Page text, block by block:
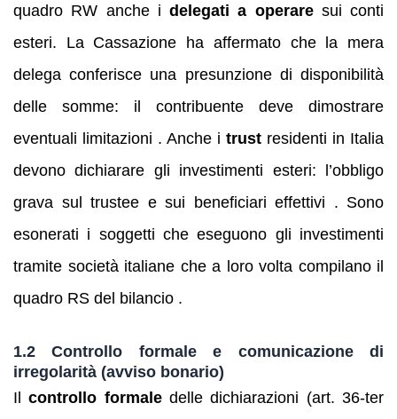
quadro RW anche i delegati a operaresui conti
esteri. La Cassazione ha affermato che la mera
delega conferisce una presunzione di disponibilità
delle somme: il contribuente deve dimostrare
eventuali limitazioni . Anche i trust residenti in Italia
devono dichiarare gli investimenti esteri: l’obbligo
grava sul trustee e sui beneficiari effettivi . Sono
esonerati i soggetti che eseguono gli investimenti
tramite società italiane che a loro volta compilano il
quadro RS del bilancio .
1.2 Controllo formale e comunicazione di
irregolarità (avviso bonario)
Ilcontrollo formaledelle dichiarazioni (art. 36‑ter